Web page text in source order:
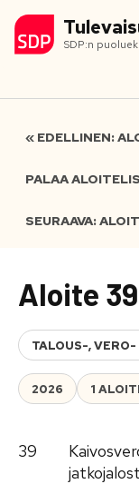
SDP:n
« EDELLINEN:
PALAA
SEURAAVA:
Aloite 39
TALOUS-,
2026 1
39